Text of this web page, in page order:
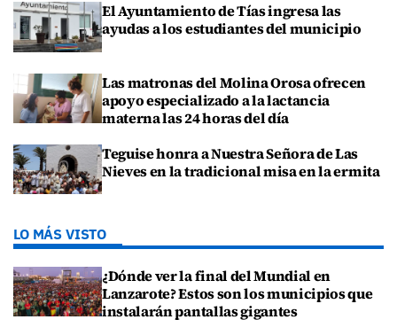
El Ayuntamiento de Tías ingresa las
ayudas a los estudiantes del municipio
Las matronas del Molina Orosa ofrecen
apoyo especializado a la lactancia
materna las 24 horas del día
Teguise honra a Nuestra Señora de Las
Nieves en la tradicional misa en la ermita
LO MÁS VISTO
¿Dónde ver la final del Mundial en
Lanzarote? Estos son los municipios que
instalarán pantallas gigantes